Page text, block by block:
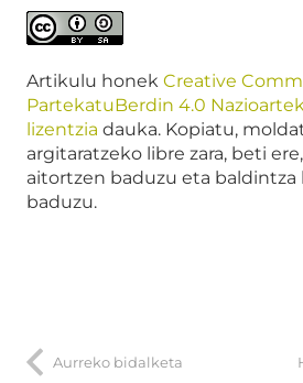
Artikulu honek Creative
PartekatuBerdin 4.0
lizentzia dauka. Kopiatu,
argitaratzeko libre zara, beti
aitortzen baduzu eta
baduzu.
Aurreko bidalketa